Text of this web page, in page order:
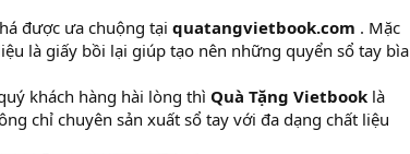
được ưa chuộng tại quatangvietbook.com . Mặc
là giấy bồi lại giúp tạo nên những quyển sổ tay bìa
khách hàng hài lòng thì Quà Tặng Vietbook là
chỉ chuyên sản xuất sổ tay với đa dạng chất liệu